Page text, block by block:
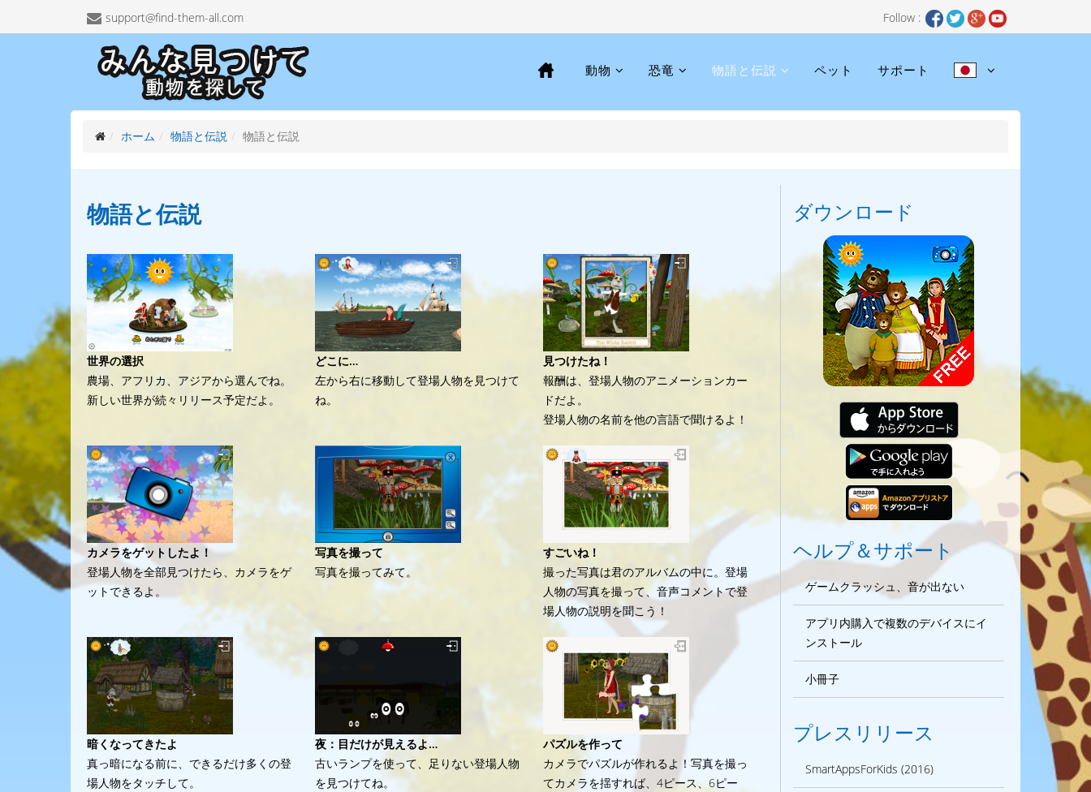
support@find-them-all.com Follow :
動物 恐竜 物語と伝説 ペット サポート
ホーム 物語と伝説 物語と伝説
物語と伝説
世界の選択
農場、アフリカ、アジアから選んでね。
新しい世界が続々リリース予定だよ。
どこに…
左から右に移動して登場人物を見つけて
ね。
見つけたね！
報酬は、登場人物のアニメーションカー
ドだよ。
登場人物の名前を他の言語で聞けるよ！
カメラをゲットしたよ！
登場人物を全部見つけたら、カメラをゲ
ットできるよ。
写真を撮って
写真を撮ってみて。
すごいね！
撮った写真は君のアルバムの中に。登場
人物の写真を撮って、音声コメントで登
場人物の説明を聞こう！
暗くなってきたよ
真っ暗になる前に、できるだけ多くの登
場人物をタッチして。
夜：目だけが見えるよ…
古いランプを使って、足りない登場人物
を見つけてね。
パズルを作って
カメラでパズルが作れるよ！写真を撮っ
てカメラを揺すれば、4ピース、6ピー
ダウンロード
ヘルプ＆サポート
ゲームクラッシュ、音が出ない
アプリ内購入で複数のデバイスにイ
ンストール
小冊子
プレスリリース
SmartAppsForKids (2016)